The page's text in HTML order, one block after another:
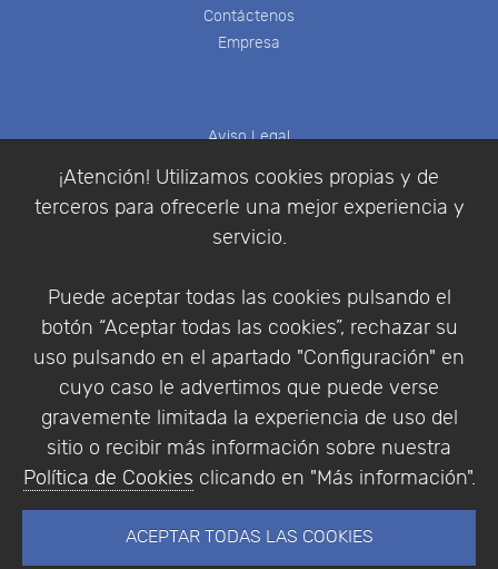
¡Atención! Utilizamos cookies propias y de
terceros para ofrecerle una mejor experiencia y
servicio.
Puede aceptar todas las cookies pulsando el
botón “Aceptar todas las cookies”, rechazar su
uso pulsando en el apartado "Configuración" en
cuyo caso le advertimos que puede verse
gravemente limitada la experiencia de uso del
sitio o recibir más información sobre nuestra
Política de Cookies clicando en "Más información".
ACEPTAR TODAS LAS COOKIES
Contáctenos
Empresa
Aviso Legal
Política de Privacidad
Condiciones de compra
Identificarse
Empresa|Aviso Legal| Política de Privacidad |
Política de Cookies
© Copyright 1994 - 2026. Addlink Software
Científico, S.L.
Portugal.